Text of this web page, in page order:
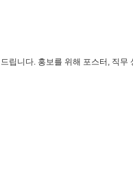
니다. 홍보를 위해 포스터, 직무